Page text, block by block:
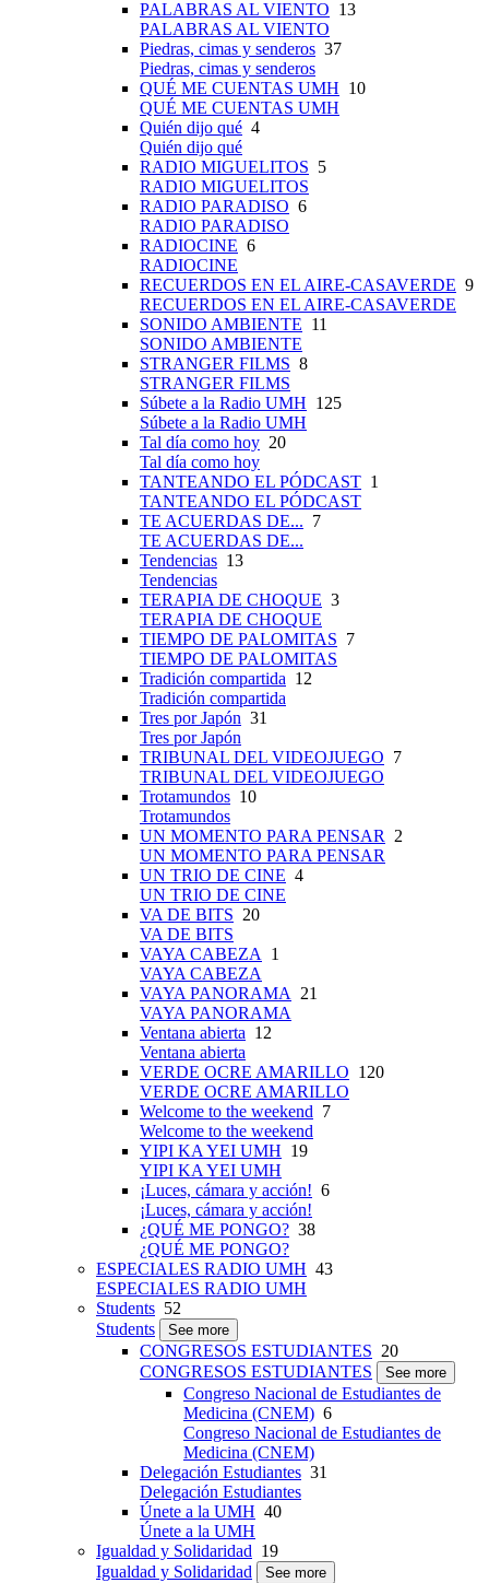
PALABRAS AL VIENTO 13
PALABRAS AL VIENTO
Piedras, cimas y senderos 37
Piedras, cimas y senderos
QUÉ ME CUENTAS UMH 10
QUÉ ME CUENTAS UMH
Quién dijo qué 4
Quién dijo qué
RADIO MIGUELITOS 5
RADIO MIGUELITOS
RADIO PARADISO 6
RADIO PARADISO
RADIOCINE 6
RADIOCINE
RECUERDOS EN EL AIRE-CASAVERDE 9
RECUERDOS EN EL AIRE-CASAVERDE
SONIDO AMBIENTE 11
SONIDO AMBIENTE
STRANGER FILMS 8
STRANGER FILMS
Súbete a la Radio UMH 125
Súbete a la Radio UMH
Tal día como hoy 20
Tal día como hoy
TANTEANDO EL PÓDCAST 1
TANTEANDO EL PÓDCAST
TE ACUERDAS DE... 7
TE ACUERDAS DE...
Tendencias 13
Tendencias
TERAPIA DE CHOQUE 3
TERAPIA DE CHOQUE
TIEMPO DE PALOMITAS 7
TIEMPO DE PALOMITAS
Tradición compartida 12
Tradición compartida
Tres por Japón 31
Tres por Japón
TRIBUNAL DEL VIDEOJUEGO 7
TRIBUNAL DEL VIDEOJUEGO
Trotamundos 10
Trotamundos
UN MOMENTO PARA PENSAR
2
UN MOMENTO PARA PENSAR
UN TRIO DE CINE 4
UN TRIO DE CINE
VA DE BITS 20
VA DE BITS
VAYA CABEZA
1
VAYA CABEZA
VAYA PANORAMA
21
VAYA PANORAMA
Ventana abierta 12
Ventana abierta
VERDE OCRE AMARILLO 120
VERDE OCRE AMARILLO
Welcome to the weekend 7
Welcome to the weekend
YIPI KA YEI UMH 19
YIPI KA YEI UMH
¡Luces, cámara y acción! 6
¡Luces, cámara y acción!
¿QUÉ ME PONGO? 38
¿QUÉ ME PONGO?
ESPECIALES RADIO UMH 43
ESPECIALES RADIO UMH
Students 52
Students
See more
CONGRESOS ESTUDIANTES 20
CONGRESOS ESTUDIANTES
See more
Congreso Nacional de Estudiantes de
Medicina (CNEM) 6
Congreso Nacional de Estudiantes de
Medicina (CNEM)
Delegación Estudiantes 31
Delegación Estudiantes
Únete a la UMH 40
Únete a la UMH
Igualdad y Solidaridad 19
Igualdad y Solidaridad
See more